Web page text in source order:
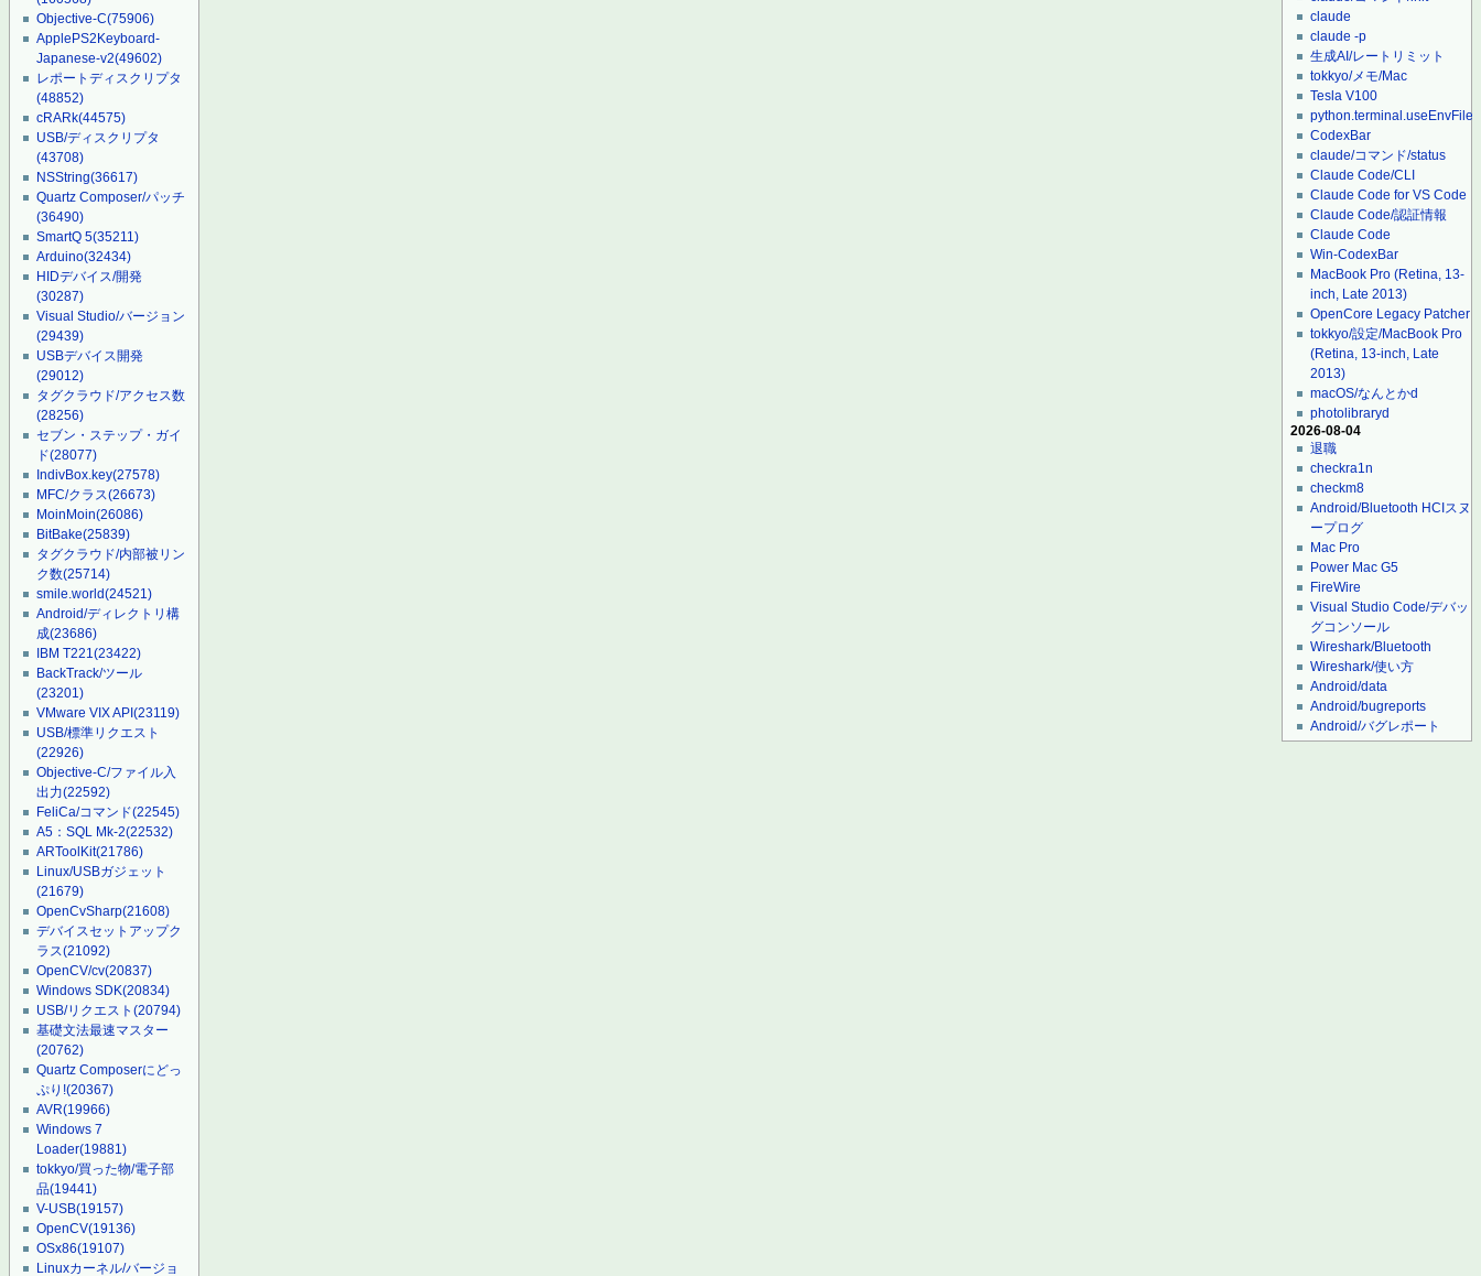
Objective-C(75906)
ApplePS2Keyboard-
Japanese-v2(49602)
レポートディスクリプタ
(48852)
cRARk(44575)
USB/ディスクリプタ
(43708)
NSString(36617)
Quartz Composer/パッチ
(36490)
SmartQ 5(35211)
Arduino(32434)
HIDデバイス/開発
(30287)
Visual Studio/バージョン
(29439)
USBデバイス開発
(29012)
タグクラウド/アクセス数
(28256)
セブン・ステップ・ガイ
ド(28077)
IndivBox.key(27578)
MFC/クラス(26673)
MoinMoin(26086)
BitBake(25839)
タグクラウド/内部被リン
ク数(25714)
smile.world(24521)
Android/ディレクトリ構
成(23686)
IBM T221(23422)
BackTrack/ツール
(23201)
VMware VIX API(23119)
USB/標準リクエスト
(22926)
Objective-C/ファイル入
出力(22592)
FeliCa/コマンド(22545)
A5：SQL Mk-2(22532)
ARToolKit(21786)
Linux/USBガジェット
(21679)
OpenCvSharp(21608)
デバイスセットアップク
ラス(21092)
OpenCV/cv(20837)
Windows SDK(20834)
USB/リクエスト(20794)
基礎文法最速マスター
(20762)
Quartz Composerにどっ
ぷり!(20367)
AVR(19966)
Windows 7
Loader(19881)
tokkyo/買った物/電子部
品(19441)
V-USB(19157)
OpenCV(19136)
OSx86(19107)
Linuxカーネル/バージョ
claude
claude -p
生成AI/レートリミット
tokkyo/メモ/Mac
Tesla V100
python.terminal.useEnvFile
CodexBar
claude/コマンド/status
Claude Code/CLI
Claude Code for VS Code
Claude Code/認証情報
Claude Code
Win-CodexBar
MacBook Pro (Retina, 13-
inch, Late 2013)
OpenCore Legacy Patcher
tokkyo/設定/MacBook Pro
(Retina, 13-inch, Late
2013)
macOS/なんとかd
photolibraryd
2026-08-04
退職
checkra1n
checkm8
Android/Bluetooth HCIスヌ
ープログ
Mac Pro
Power Mac G5
FireWire
Visual Studio Code/デバッ
グコンソール
Wireshark/Bluetooth
Wireshark/使い方
Android/data
Android/bugreports
Android/バグレポート